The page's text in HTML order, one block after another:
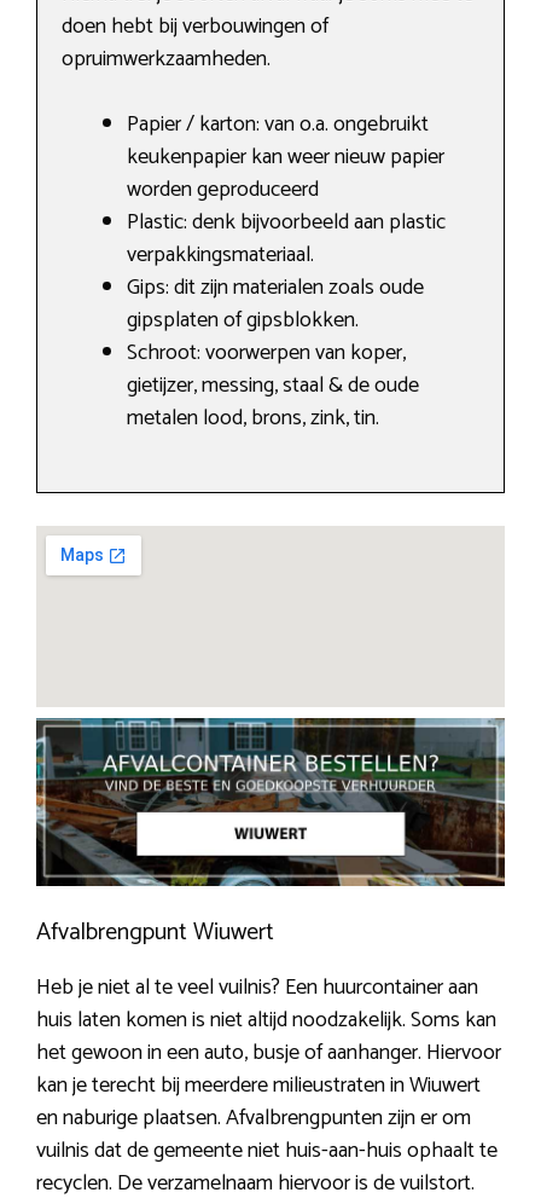
doen hebt bij verbouwingen of
opruimwerkzaamheden.
Papier / karton: van o.a. ongebruikt
keukenpapier kan weer nieuw papier
worden geproduceerd
Plastic: denk bijvoorbeeld aan plastic
verpakkingsmateriaal.
Gips: dit zijn materialen zoals oude
gipsplaten of gipsblokken.
Schroot: voorwerpen van koper,
gietijzer, messing, staal & de oude
metalen lood, brons, zink, tin.
Afvalbrengpunt Wiuwert
Heb je niet al te veel vuilnis? Een huurcontainer aan
huis laten komen is niet altijd noodzakelijk. Soms kan
het gewoon in een auto, busje of aanhanger. Hiervoor
kan je terecht bij meerdere milieustraten in Wiuwert
en naburige plaatsen. Afvalbrengpunten zijn er om
vuilnis dat de gemeente niet huis-aan-huis ophaalt te
recyclen. De verzamelnaam hiervoor is de vuilstort.